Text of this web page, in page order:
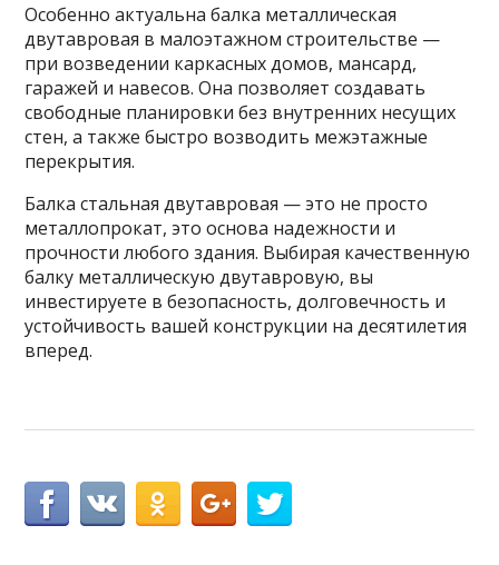
Особенно актуальна балка металлическая
двутавровая в малоэтажном строительстве —
при возведении каркасных домов, мансард,
гаражей и навесов. Она позволяет создавать
свободные планировки без внутренних несущих
стен, а также быстро возводить межэтажные
перекрытия.
Балка стальная двутавровая — это не просто
металлопрокат, это основа надежности и
прочности любого здания. Выбирая качественную
балку металлическую двутавровую, вы
инвестируете в безопасность, долговечность и
устойчивость вашей конструкции на десятилетия
вперед.